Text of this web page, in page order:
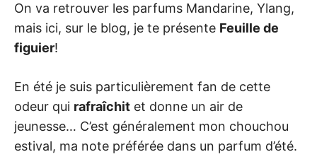
On va retrouver les parfums Mandarine, Ylang,
mais ici, sur le blog, je te présente Feuille de
figuier!
En été je suis particulièrement fan de cette
odeur qui rafraîchit et donne un air de
jeunesse… C’est généralement mon chouchou
estival, ma note préférée dans un parfum d’été.